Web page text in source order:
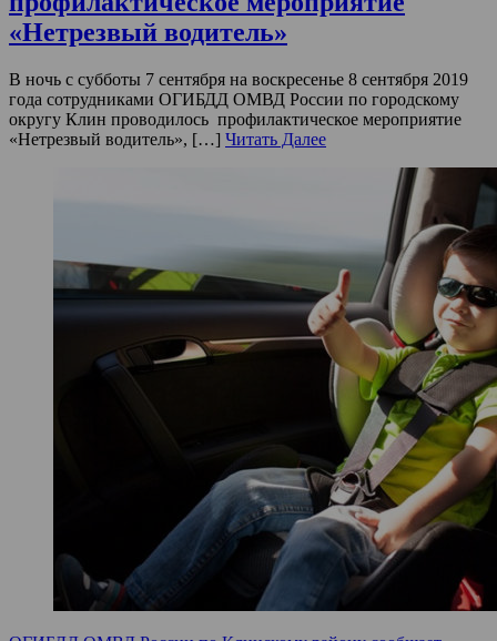
«Нетрезвый водитель»
В ночь с субботы 7 сентября на воскресенье 8 сентября 2019
года сотрудниками ОГИБДД ОМВД России по городскому
округу Клин проводилось профилактическое мероприятие
«Нетрезвый водитель», […] Читать Далее